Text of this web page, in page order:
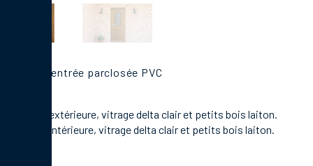
Porte d'entrée parclosée PVC
En face extérieure, vitrage delta clair et petits bois laiton.
En face intérieure, vitrage delta clair et petits bois laiton.